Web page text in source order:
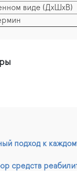
виде (ДхШхВ)
подход к
средств